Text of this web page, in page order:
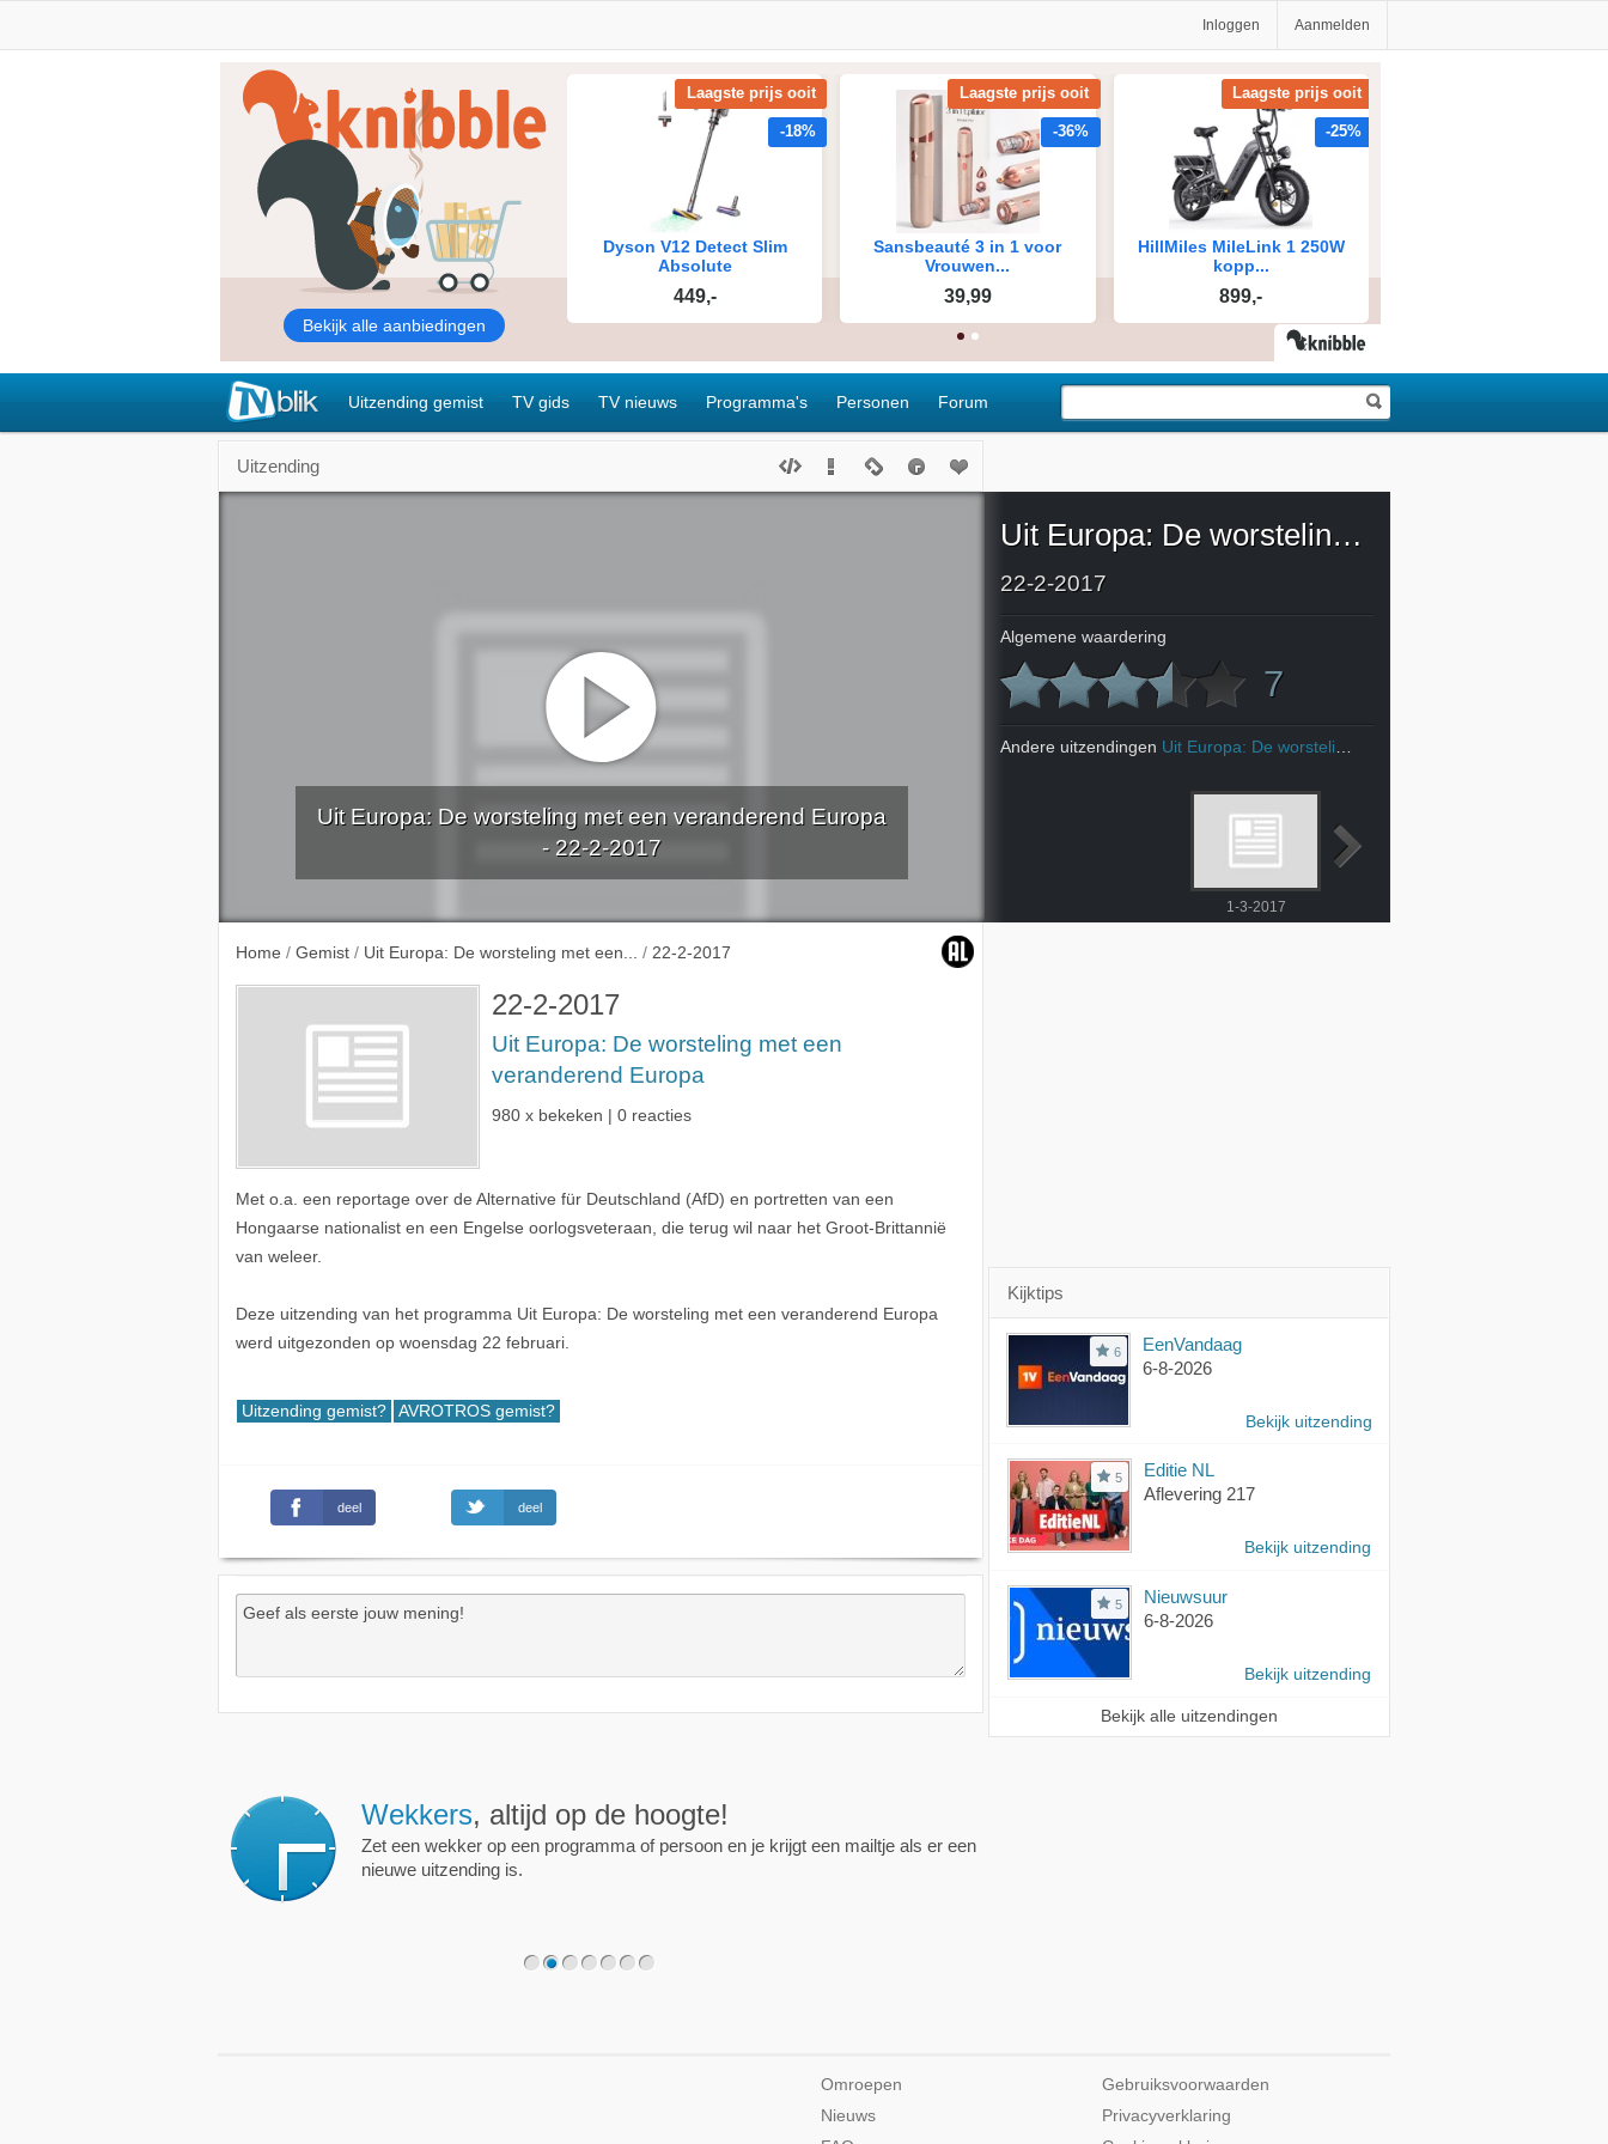
Inloggen Aanmelden
Uitzending gemist TV gids TV nieuws Programma's Personen Forum
Uitzending
Uit Europa: De worsteling met een veranderend Europa
- 22-2-2017
Home / Gemist / Uit Europa: De worsteling met een... / 22-2-2017
22-2-2017
Uit Europa: De worsteling met een
veranderend Europa
980 x bekeken | 0 reacties
Met o.a. een reportage over de Alternative für Deutschland (AfD) en portretten van een
Hongaarse nationalist en een Engelse oorlogsveteraan, die terug wil naar het Groot-Brittannië
van weleer.
Deze uitzending van het programma Uit Europa: De worsteling met een veranderend Europa
werd uitgezonden op woensdag 22 februari.
Uitzending gemist? AVROTROS gemist?
deel deel
Uit Europa: De worsteling met een veranderend Europa
22-2-2017
Algemene waardering
7
Andere uitzendingen Uit Europa: De worsteling met een veranderend Europa
1-3-2017
Kijktips
6
EenVandaag
6-8-2026
Bekijk uitzending
5
Editie NL
Aflevering 217
Bekijk uitzending
5
Nieuwsuur
6-8-2026
Bekijk uitzending
Bekijk alle uitzendingen
Wekkers, altijd op de hoogte!
Zet een wekker op een programma of persoon en je krijgt een mailtje als er een
nieuwe uitzending is.
Omroepen
Nieuws
Gebruiksvoorwaarden
Privacyverklaring